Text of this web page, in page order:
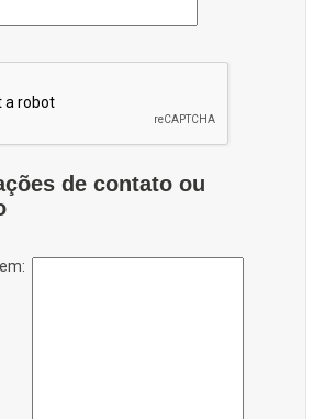
de contato ou